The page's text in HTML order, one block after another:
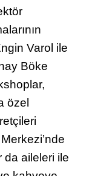
Varol ile
Böke
özel
aileleri ile